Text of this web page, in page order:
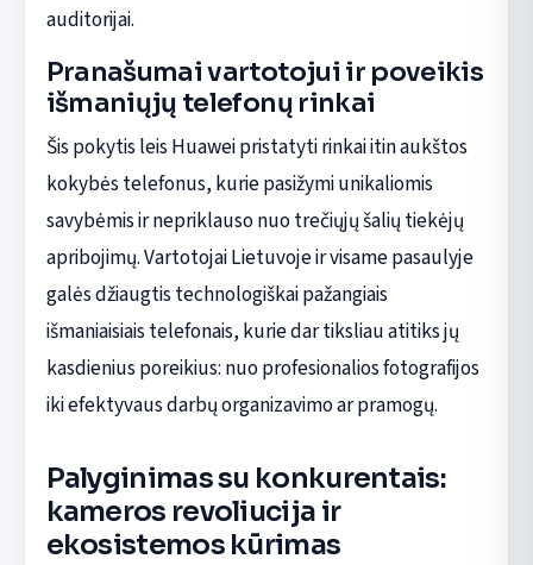
auditorijai.
Pranašumai vartotojui ir poveikis
išmaniųjų telefonų rinkai
Šis pokytis leis Huawei pristatyti rinkai itin aukštos
kokybės telefonus, kurie pasižymi unikaliomis
savybėmis ir nepriklauso nuo trečiųjų šalių tiekėjų
apribojimų. Vartotojai Lietuvoje ir visame pasaulyje
galės džiaugtis technologiškai pažangiais
išmaniaisiais telefonais, kurie dar tiksliau atitiks jų
kasdienius poreikius: nuo profesionalios fotografijos
iki efektyvaus darbų organizavimo ar pramogų.
Palyginimas su konkurentais:
kameros revoliucija ir
ekosistemos kūrimas